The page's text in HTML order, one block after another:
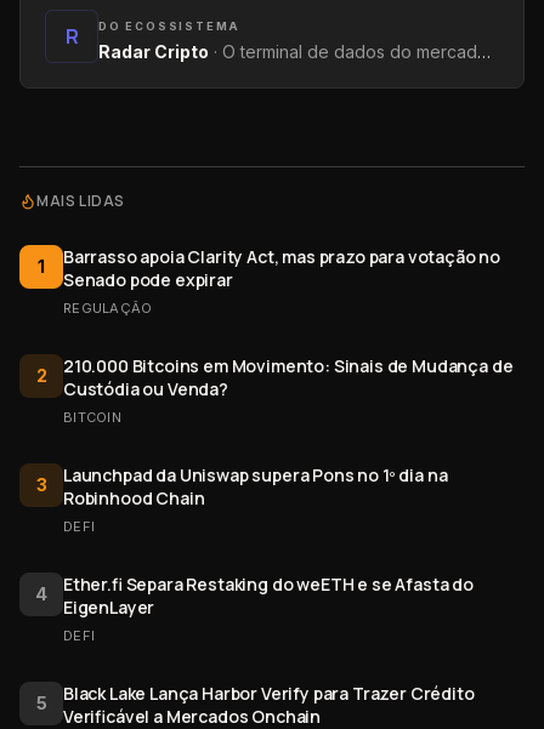
R DO ECOSSISTEMA
Radar Cripto · O terminal de dados do mercado: métricas on-chain, yields, captações e tendências.
MAIS LIDAS
1
Barrasso apoia Clarity Act, mas prazo para votação no
Senado pode expirar
REGULAÇÃO
2
210.000 Bitcoins em Movimento: Sinais de Mudança de
Custódia ou Venda?
BITCOIN
3
Launchpad da Uniswap supera Pons no 1º dia na
Robinhood Chain
DEFI
4
Ether.fi Separa Restaking do weETH e se Afasta do
EigenLayer
DEFI
5
Black Lake Lança Harbor Verify para Trazer Crédito
Verificável a Mercados Onchain